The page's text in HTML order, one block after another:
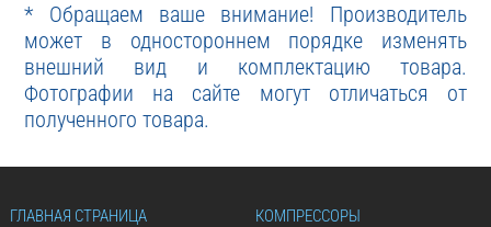
* Обращаем ваше внимание! Производитель
может в одностороннем порядке изменять
внешний вид и комплектацию товара.
Фотографии на сайте могут отличаться от
полученного товара.
ГЛАВНАЯ СТРАНИЦА
КОМПРЕССОРЫ